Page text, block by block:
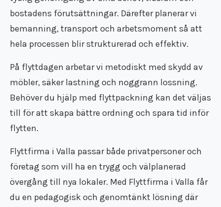
Flyttfirma Tumba
Flyttfirma Tyresö
Flyttfirma utomlands
Flyttfirma Vimmerby
Flyttfirma Ydre
Flyttfirma Åland
Flyttfirma Åtvidaberg
Flyttfirma Ödeshög
Flyttfirma Västmanland
Internationell flyttfirma
bostadens förutsättningar. Därefter planerar vi
bemanning, transport och arbetsmoment så att
hela processen blir strukturerad och effektiv.
På flyttdagen arbetar vi metodiskt med skydd av
möbler, säker lastning och noggrann lossning.
Behöver du hjälp med flyttpackning kan det väljas
till för att skapa bättre ordning och spara tid inför
flytten.
Flyttfirma i Valla passar både privatpersoner och
företag som vill ha en trygg och välplanerad
övergång till nya lokaler. Med Flyttfirma i Valla får
du en pedagogisk och genomtänkt lösning där